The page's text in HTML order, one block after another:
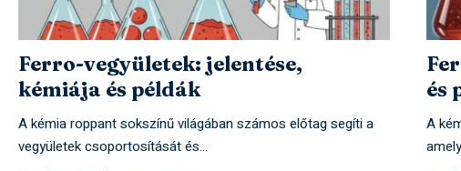
Ferro-vegyületek: jelentése,
kémiája és példák
A kémia roppant sokszínű világában számos előtag segíti a
vegyületek csoportosítását és…
és
A